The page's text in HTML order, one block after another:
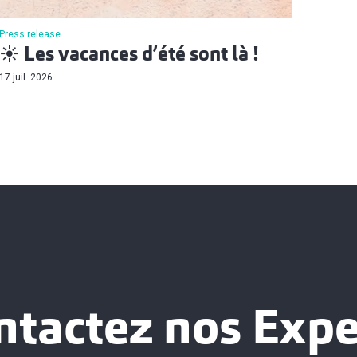
Press release
☀️ Les vacances d’été sont là !
17 juil. 2026
nos